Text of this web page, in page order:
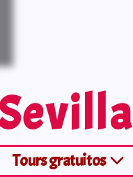
Tours gratuitos